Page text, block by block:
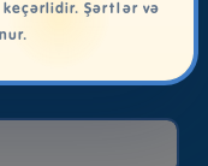
keçərlidir. Şərtlər və
üçün abunə